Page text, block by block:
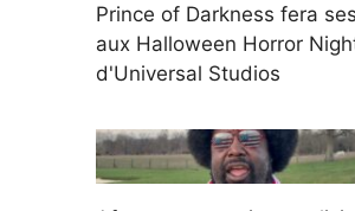
Prince of Darkness fera
aux Halloween Horror
d'Universal Studios